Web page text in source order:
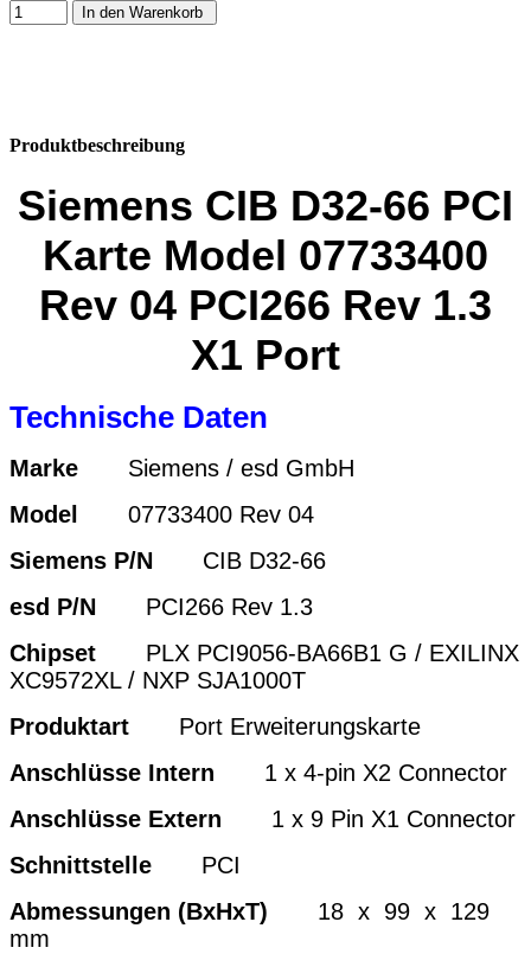
In den Warenkorb
Produktbeschreibung
Siemens CIB D32-66 PCI
Karte Model 07733400
Rev 04 PCI266 Rev 1.3
X1 Port
Technische Daten
Marke Siemens / esd GmbH
Model
07733400 Rev 04
Siemens P/N
CIB D32-66
esd P/N
PCI266 Rev 1.3
Chipset
PLX PCI9056-BA66B1 G / EXILINX
XC9572XL / NXP SJA1000T
Produktart Port Erweiterungskarte
Anschlüsse Intern 1 x 4-pin X2 Connector
Anschlüsse Extern 1 x 9 Pin X1 Connector
Schnittstelle PCI
Abmessungen (BxHxT) 18 x 99 x 129
mm